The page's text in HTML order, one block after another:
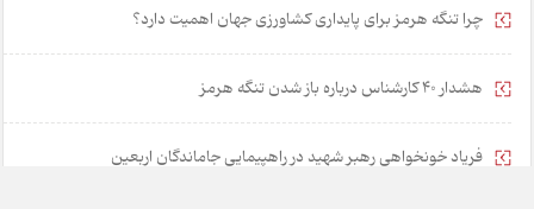
چرا تنگه هرمز برای پایداری کشاورزی جهان اهمیت دارد؟
هشدار 40 کارشناس درباره باز شدن تنگه هرمز
فریاد خونخواهی رهبر شهید در راهپیمایی جاماندگان اربعین